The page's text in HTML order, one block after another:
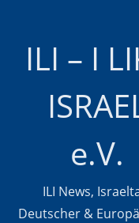
ILI – I
e.V.
ILI News,
Deutscher &